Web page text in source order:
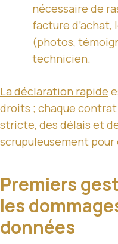
nécessaire de
facture d’achat,
(photos,
technicien.
La déclaration rapide
droits ; chaque
stricte, des délais et
scrupuleusement
Premiers
les
données